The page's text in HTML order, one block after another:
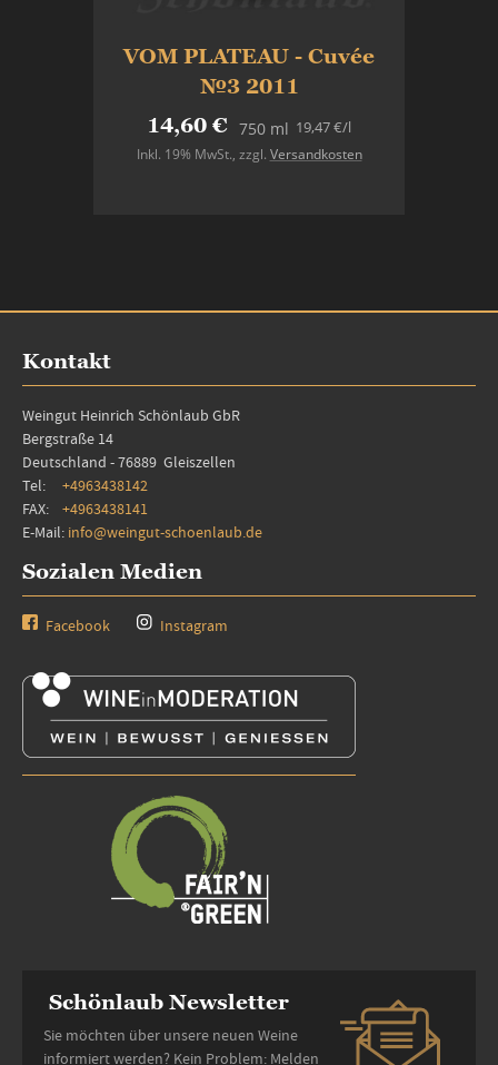
VOM PLATEAU - Cuvée
№3 2011
14,60 € 750 ml
Inkl. 19% MwSt., zzgl. Versandkosten
19,47 €/l
Kontakt
Weingut Heinrich Schönlaub GbR
Bergstraße 14
Deutschland - 76889 Gleiszellen
Tel: +4963438142
FAX: +4963438141
E-Mail: info@weingut-schoenlaub.de
Sozialen Medien
Facebook Instagram
Schönlaub Newsletter
Sie möchten über unsere neuen Weine
informiert werden? Kein Problem: Melden